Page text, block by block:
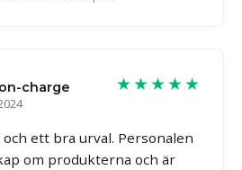
charge
★★★★★
ett bra urval. Personalen
om produkterna och är